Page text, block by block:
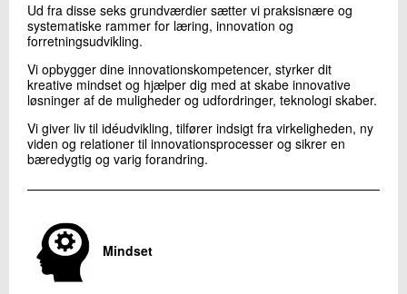
Ud fra disse seks grundværdier sætter vi praksisnære og
systematiske rammer for læring, innovation og
forretningsudvikling.
Vi opbygger dine innovationskompetencer, styrker dit
kreative mindset og hjælper dig med at skabe innovative
løsninger af de muligheder og udfordringer, teknologi skaber.
Vi giver liv til idéudvikling, tilfører indsigt fra virkeligheden, ny
viden og relationer til innovationsprocesser og sikrer en
bæredygtig og varig forandring.
Mindset